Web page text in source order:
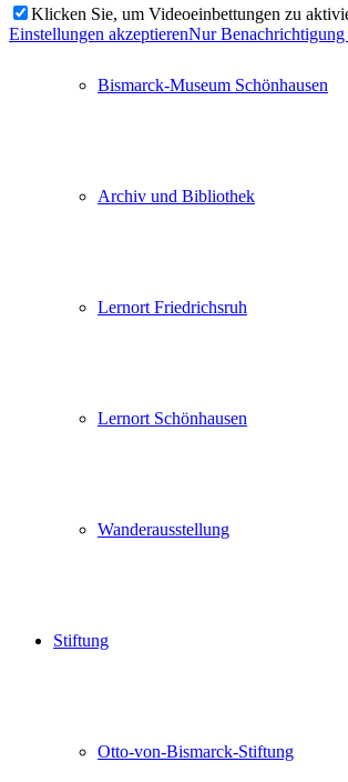
Bismarck-Museum Schönhausen
Archiv und Bibliothek
Lernort Friedrichsruh
Lernort Schönhausen
Wanderausstellung
Stiftung
Otto-von-Bismarck-Stiftung
Klicken Sie, um Videoeinbettungen zu
Einstellungen akzeptierenNur Benachrichtigung